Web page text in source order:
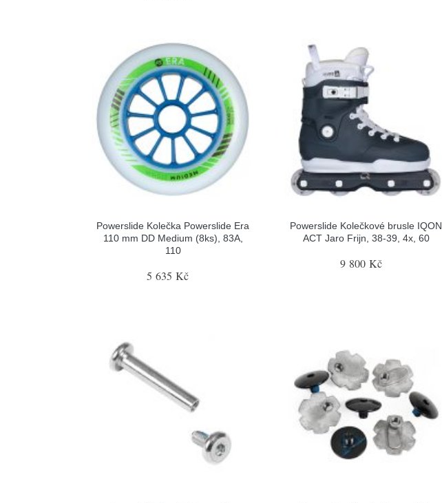
Powerslide Kolečka Powerslide Era
110 mm DD Medium (8ks), 83A,
110
5 635 Kč
Powerslide Kolečkové brusle IQON
ACT Jaro Frijn, 38-39, 4x, 60
9 800 Kč